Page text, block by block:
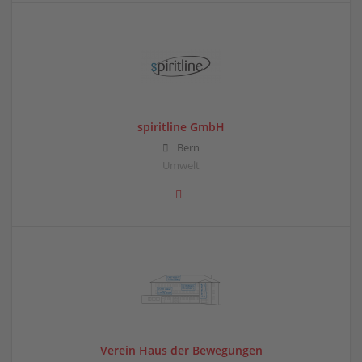
spiritline GmbH
Bern
Umwelt
Verein Haus der Bewegungen